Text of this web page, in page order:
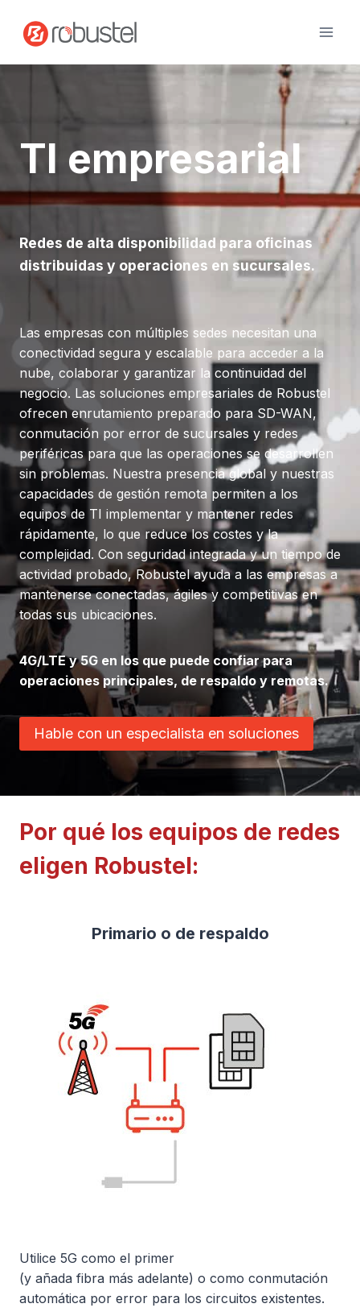
contenido
TI empresarial
Redes de alta disponibilidad para oficinas
distribuidas y operaciones en sucursales.
Las empresas con múltiples sedes necesitan una
conectividad segura y escalable para acceder a la
nube, colaborar y garantizar la continuidad del
negocio. Las soluciones empresariales de Robustel
ofrecen enrutamiento preparado para SD-WAN,
conmutación por error de sucursales y redes
periféricas para que las operaciones se desarrollen
sin problemas. Nuestra presencia global y nuestras
capacidades de gestión remota permiten a los
equipos de TI implementar y mantener redes
rápidamente, lo que reduce los costes y la
complejidad. Con seguridad integrada y un tiempo de
actividad probado, Robustel ayuda a las empresas a
mantenerse conectadas, ágiles y competitivas en
todas sus ubicaciones.
4G/LTE y 5G en los que puede confiar para
operaciones principales, de respaldo y remotas.
Hable con un especialista en soluciones
Por qué los equipos de redes
eligen Robustel:
Primario o de respaldo
Utilice 5G como el primer
(y añada fibra más adelante) o como conmutación
automática por error para los circuitos existentes.